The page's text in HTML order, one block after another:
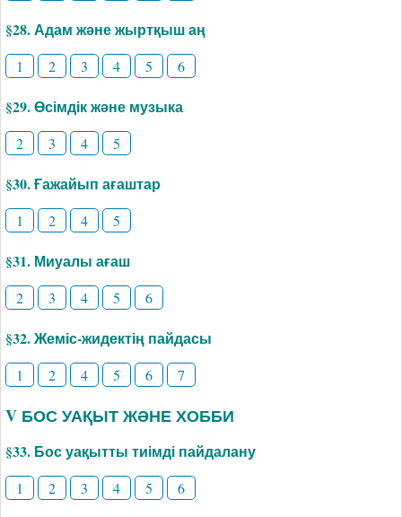
§28. Адам және жыртқыш аң
1 2 3 4 5 6
§29. Өсімдік және музыка
2 3 4 5
§30. Ғажайып ағаштар
1 2 4 5
§31. Миуалы ағаш
2 3 4 5 6
§32. Жеміс-жидектің пайдасы
1 2 4 5 6 7
V БОС УАҚЫТ ЖӘНЕ ХОББИ
§33. Бос уақытты тиімді пайдалану
1 2 3 4 5 6